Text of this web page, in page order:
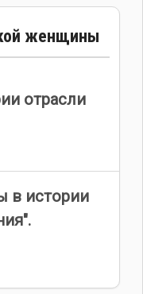
женщины
отрасли
в истории